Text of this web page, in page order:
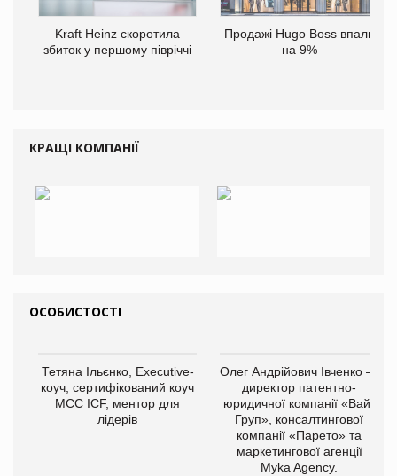
Kraft Heinz скоротила
збиток у першому півріччі
Продажі Hugo Boss впали
на 9%
КРАЩІ КОМПАНІЇ
ОСОБИСТОСТІ
Тетяна Ільєнко, Executive-
коуч, сертифікований коуч
МСС ICF, ментор для
лідерів
Олег Андрійович Івченко —
директор патентно-
юридичної компанії «Вайз
Груп», консалтингової
компанії «Парето» та
маркетингової агенції
Myka Agency.